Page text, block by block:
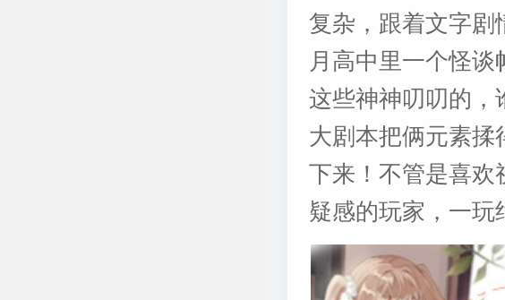
复杂，跟着文字剧
月高中里一个怪
这些神神叨叨的，
大剧本把俩元素揉
下来！不管是喜欢
疑感的玩家，一玩